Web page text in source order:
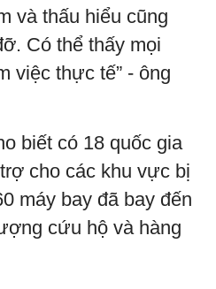
và thấu hiểu cũng
Có thể thấy mọi
việc thực tế” - ông
biết có 18 quốc gia
cho các khu vực bị
máy bay đã bay đến
cứu hộ và hàng